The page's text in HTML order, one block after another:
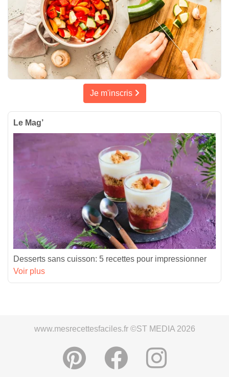
Je m'inscris
Le Mag’
Desserts sans cuisson: 5 recettes pour impressionner
Voir plus
www.mesrecettesfaciles.fr ©ST MEDIA 2026